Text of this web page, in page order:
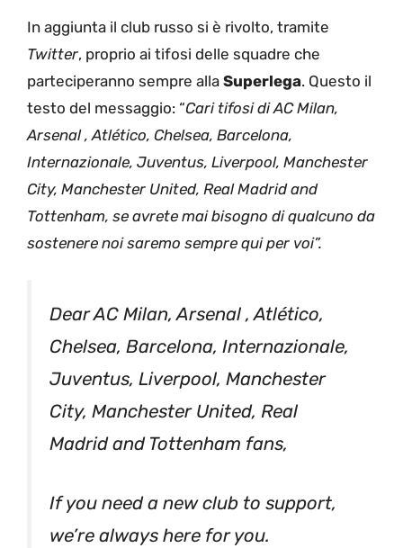
In aggiunta il club russo si è rivolto, tramite
Twitter, proprio ai tifosi delle squadre che
parteciperanno sempre alla Superlega. Questo il
testo del messaggio: “Cari tifosi di AC Milan,
Arsenal , Atlético, Chelsea, Barcelona,
Internazionale, Juventus, Liverpool, Manchester
City, Manchester United, Real Madrid and
Tottenham, se avrete mai bisogno di qualcuno da
sostenere noi saremo sempre qui per voi”.
Dear AC Milan, Arsenal , Atlético,
Chelsea, Barcelona, Internazionale,
Juventus, Liverpool, Manchester
City, Manchester United, Real
Madrid and Tottenham fans,
If you need a new club to support,
we’re always here for you.